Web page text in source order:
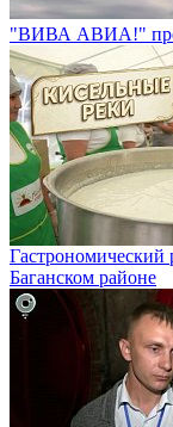
"ВИВА АВИА!"
Гастрономический
Баганском районе